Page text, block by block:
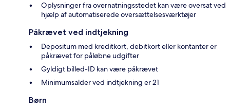
Oplysninger fra overnatningsstedet kan være oversat ved
hjælp af automatiserede oversættelsesværktøjer
Påkrævet ved indtjekning
Depositum med kreditkort, debitkort eller kontanter er
påkrævet for påløbne udgifter
Gyldigt billed-ID kan være påkrævet
Minimumsalder ved indtjekning er 21
Børn